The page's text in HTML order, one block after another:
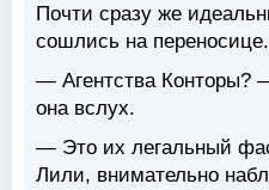
Почти сразу же
сошлись на переносице.
— Агентства Конторы?
она вслух.
— Это их легальный
Лили, внимательно